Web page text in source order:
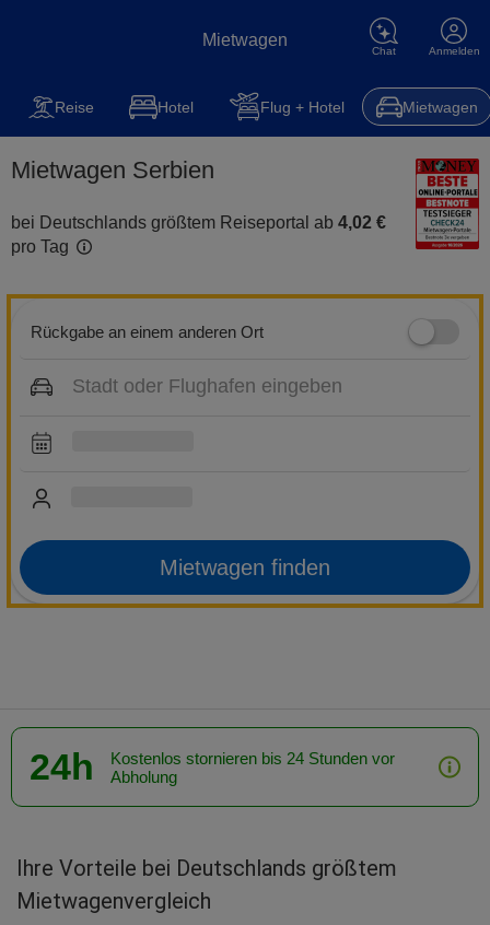
Mietwagen
Chat Anmelden
Mietwagen Reise Steuererklärung Kfz-Versicherung
Reise Hotel Flug + Hotel Mietwagen
Mietwagen Serbien
bei Deutschlands größtem Reiseportal ab 4,02 €
pro Tag
Rückgabe an einem anderen Ort
Mietwagen finden
24h
Kostenlos stornieren bis 24 Stunden vor
Abholung
Ihre Vorteile bei Deutschlands größtem
Mietwagenvergleich